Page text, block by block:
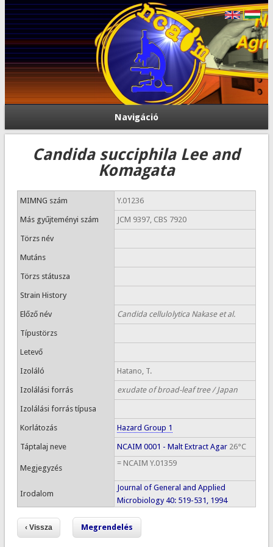
Navigáció
Candida succiphila Lee and
Komagata
MIMNG szám Y.01236
Más gyűjteményi szám JCM 9397, CBS 7920
Törzs név
Mutáns
Törzs státusza
Strain History
Előző név Candida cellulolytica Nakase et al.
Típustörzs
Letevő
Izoláló Hatano, T.
Izolálási forrás exudate of broad-leaf tree / Japan
Izolálási forrás típusa
Korlátozás Hazard Group 1
Táptalaj neve NCAIM 0001 - Malt Extract Agar26°C
Megjegyzés
= NCAIM Y.01359
Irodalom
Journal of General and Applied
Microbiology 40: 519-531, 1994
Megrendelés